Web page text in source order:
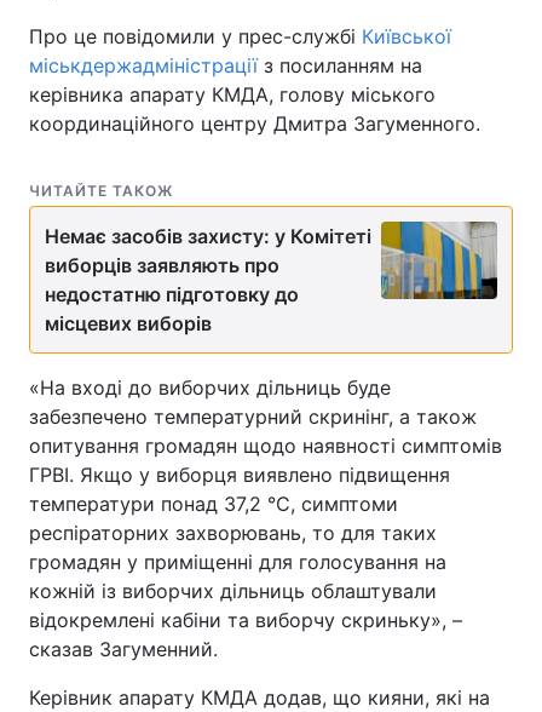
Про це повідомили у прес-службі Київської
міськдержадміністрації з посиланням на
керівника апарату КМДА, голову міського
координаційного центру Дмитра Загуменного.
ЧИТАЙТЕ ТАКОЖ
Немає засобів захисту: у Комітеті
виборців заявляють про
недостатню підготовку до
місцевих виборів
«На вході до виборчих дільниць буде
забезпечено температурний скринінг, а також
опитування громадян щодо наявності симптомів
ГРВІ. Якщо у виборця виявлено підвищення
температури понад 37,2 °С, симптоми
респіраторних захворювань, то для таких
громадян у приміщенні для голосування на
кожній із виборчих дільниць облаштували
відокремлені кабіни та виборчу скриньку», –
сказав Загуменний.
Керівник апарату КМДА додав, що кияни, які на